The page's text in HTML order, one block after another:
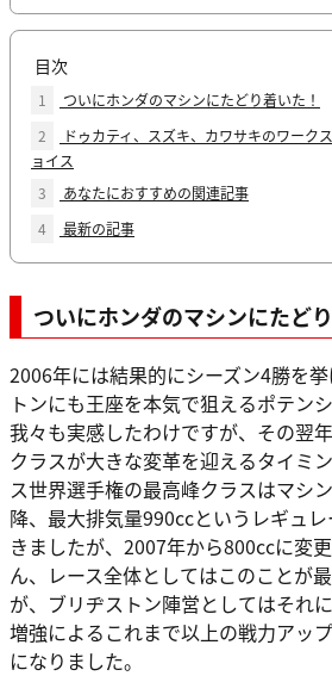
目次
1
ついにホンダのマシンにたどり着いた！
2
ドゥカティ、スズキ、カワサキのワーク
ョイス
3
あなたにおすすめの関連記事
4
最新の記事
ついにホンダのマシンにたど
2006年には結果的にシーズン4勝を
トンにも王座を本気で狙えるポテン
我々も実感したわけですが、その翌
クラスが大きな変革を迎えるタイミ
ス世界選手権の最高峰クラスはマシ
降、最大排気量990ccというレギュ
きましたが、2007年から800ccに変
ん、レース全体としてはこのことが
が、ブリヂストン陣営としてはそれ
増強によるこれまで以上の戦力アッ
になりました。